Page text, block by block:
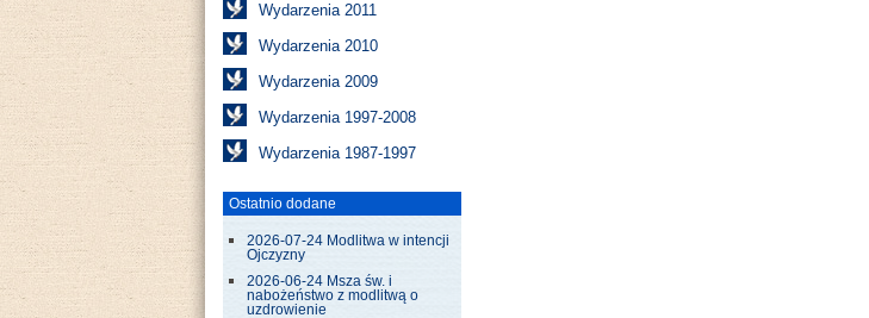
Wydarzenia 2011
Wydarzenia 2010
Wydarzenia 2009
Wydarzenia 1997-2008
Wydarzenia 1987-1997
Ostatnio dodane
2026-07-24 Modlitwa w intencji
Ojczyzny
2026-06-24 Msza św. i
nabożeństwo z modlitwą o
uzdrowienie